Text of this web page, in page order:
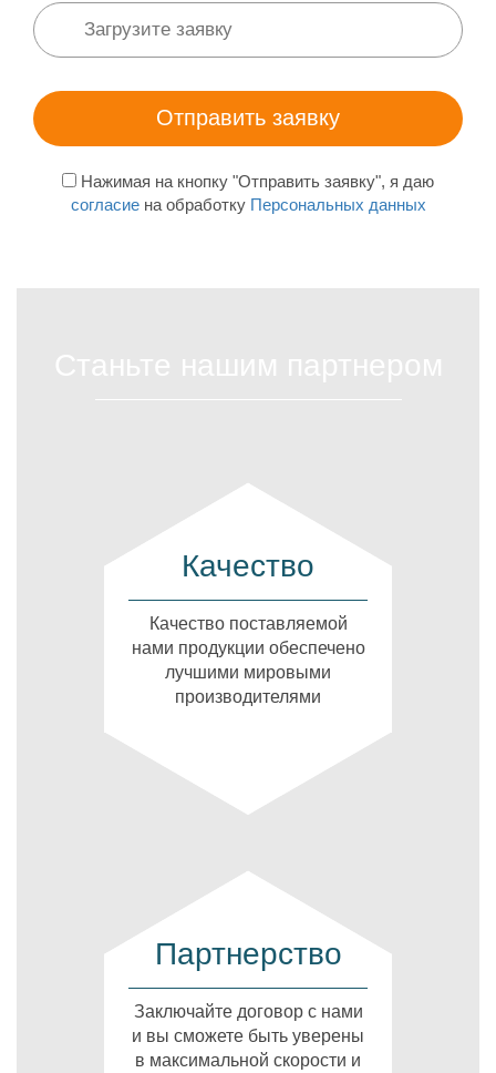
Нажимая на кнопку "Отправить заявку", я даю
согласиена обработку Персональных данных
Качество
Качество поставляемой
нами продукции обеспечено
лучшими мировыми
производителями
Партнерство
Заключайте договор с нами
и вы сможете быть уверены
в максимальной скорости и